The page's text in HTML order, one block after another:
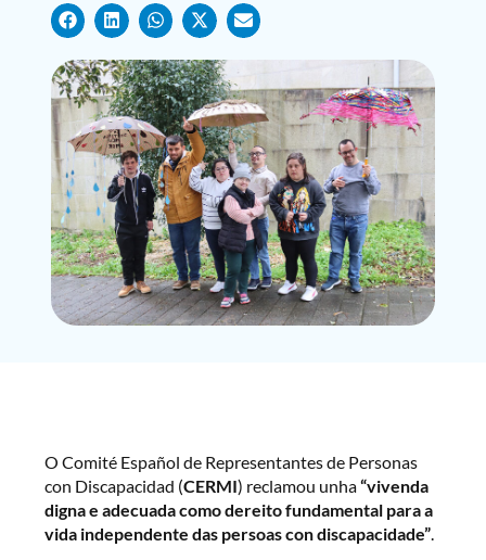
O Comité Español de Representantes de Personas
con Discapacidad (CERMI) reclamou unha“vivenda
digna e adecuada como dereito fundamental para a
vida independente das persoas con discapacidade”.